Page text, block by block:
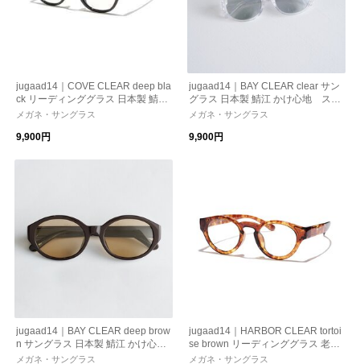
jugaad14｜COVE CLEAR deep bla
ck リーディンググラス 日本製 鯖江
かけ心地 ストレスフリー 機能性
メガネ・サングラス
9,900円
jugaad14｜BAY CLEAR clear サン
グラス 日本製 鯖江 かけ心地 スト
レスフリー 機能性レンズ 紫外線カ
メガネ・サングラス
9,900円
jugaad14｜BAY CLEAR deep brow
n サングラス 日本製 鯖江 かけ心
地 ストレスフリー 機能性レンズ
メガネ・サングラス
jugaad14｜HARBOR CLEAR tortoi
se brown リーディンググラス 老眼
鏡 べっ甲 日本製 鯖江 かけ心地 機
メガネ・サングラス